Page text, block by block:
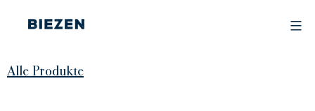
BIEZEN
Alle Produkte